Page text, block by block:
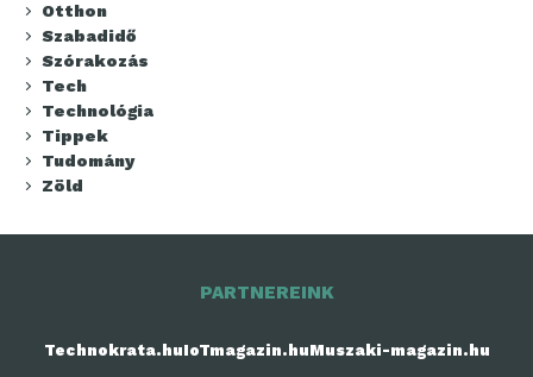
Otthon
Szabadidő
Szórakozás
Tech
Technológia
Tippek
Tudomány
Zöld
PARTNEREINK
Technokrata.huIoTmagazin.huMuszaki-magazin.hu